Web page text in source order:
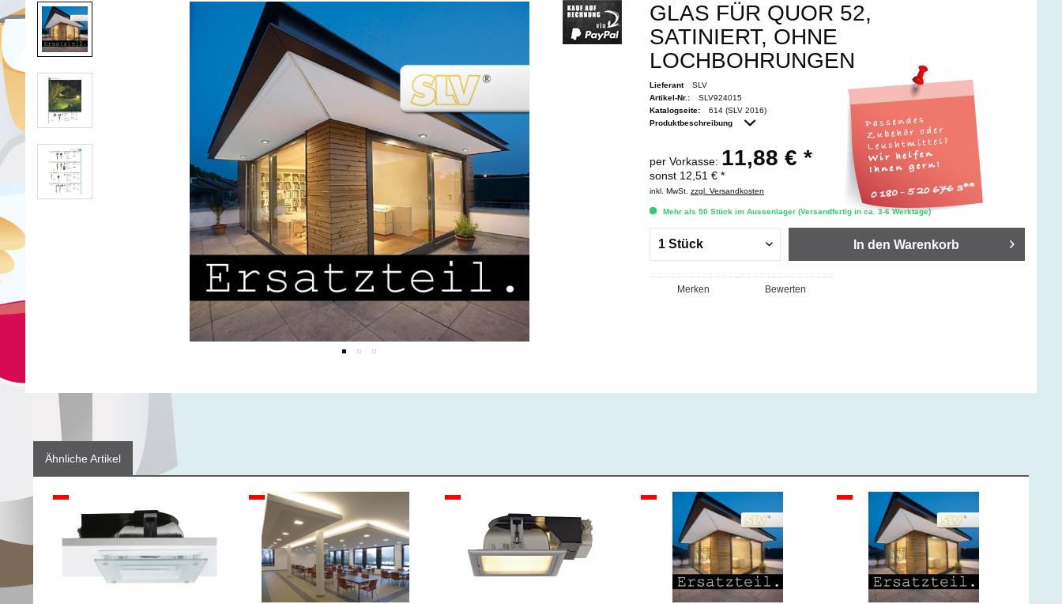
GLAS FÜR QUOR 52,
SATINIERT, OHNE
LOCHBOHRUNGEN
Lieferant
SLV
Artikel-Nr.:
SLV924015
Katalogseite:
614 (SLV 2016)
Produktbeschreibung
per Vorkasse: 11,88 € *
sonst 12,51 € *
inkl. MwSt. zzgl. Versandkosten
Mehr als 50 Stück im Aussenlager (Versandfertig in ca. 3-6 Werktage)
In den Warenkorb
Merken Bewerten
Ähnliche Artikel